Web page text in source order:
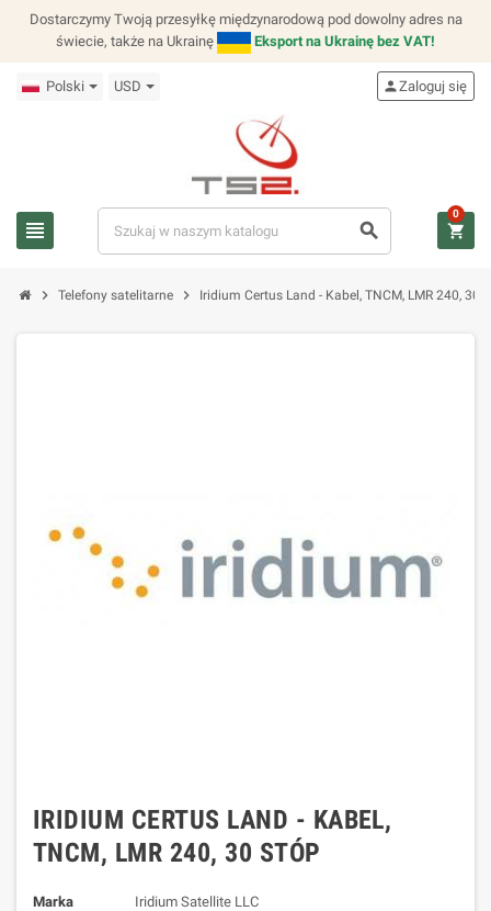
Dostarczymy Twoją przesyłkę międzynarodową pod dowolny adres na
świecie, także na Ukrainę
Eksport na Ukrainę bez VAT!
Polski USD
view_headline search
personZaloguj się
shopping_cart
0
chevron_right Telefony satelitarne chevron_right Iridium Certus Land - Kabel, TNCM, LMR 240, 30
IRIDIUM CERTUS LAND - KABEL,
TNCM, LMR 240, 30 STÓP
Marka
Iridium Satellite LLC